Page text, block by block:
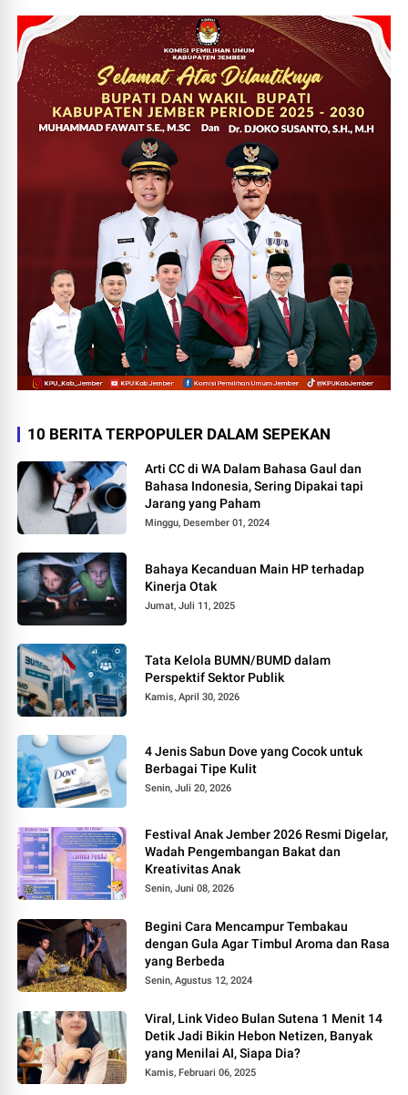
10 BERITA TERPOPULER DALAM SEPEKAN
Arti CC di WA Dalam Bahasa Gaul dan
Bahasa Indonesia, Sering Dipakai tapi
Jarang yang Paham
Minggu, Desember 01, 2024
Bahaya Kecanduan Main HP terhadap
Kinerja Otak
Jumat, Juli 11, 2025
Tata Kelola BUMN/BUMD dalam
Perspektif Sektor Publik
Kamis, April 30, 2026
4 Jenis Sabun Dove yang Cocok untuk
Berbagai Tipe Kulit
Senin, Juli 20, 2026
Festival Anak Jember 2026 Resmi Digelar,
Wadah Pengembangan Bakat dan
Kreativitas Anak
Senin, Juni 08, 2026
Begini Cara Mencampur Tembakau
dengan Gula Agar Timbul Aroma dan Rasa
yang Berbeda
Senin, Agustus 12, 2024
Viral, Link Video Bulan Sutena 1 Menit 14
Detik Jadi Bikin Hebon Netizen, Banyak
yang Menilai AI, Siapa Dia?
Kamis, Februari 06, 2025